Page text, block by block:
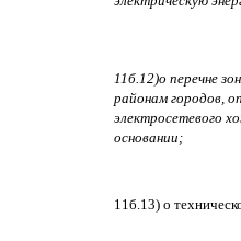
11б.12)о перечне
районам городов,
электросетевого
основании;
11б.13) о